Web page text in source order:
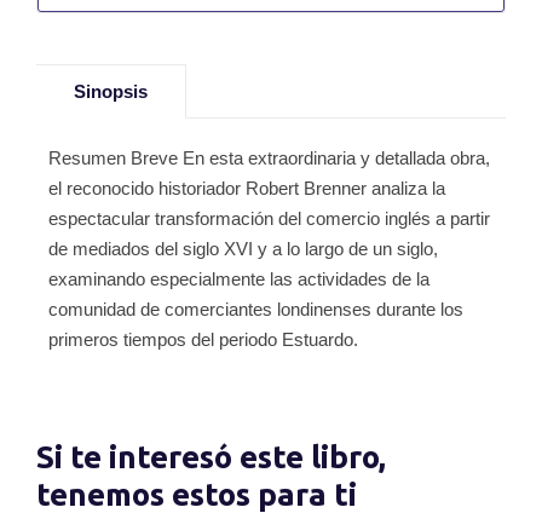
Sinopsis
Resumen Breve En esta extraordinaria y detallada obra,
el reconocido historiador Robert Brenner analiza la
espectacular transformación del comercio inglés a partir
de mediados del siglo XVI y a lo largo de un siglo,
examinando especialmente las actividades de la
comunidad de comerciantes londinenses durante los
primeros tiempos del periodo Estuardo.
Si te interesó este libro,
tenemos estos para ti